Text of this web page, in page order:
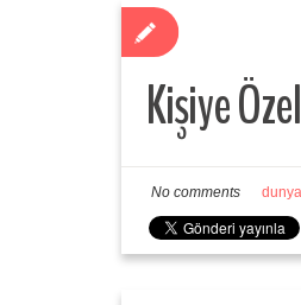
Kişiye
No comments